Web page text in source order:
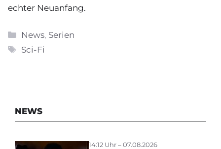
echter Neuanfang.
Kategorien
News, Serien
Schlagwörter
Sci-Fi
NEWS
14:12 Uhr – 07.08.2026